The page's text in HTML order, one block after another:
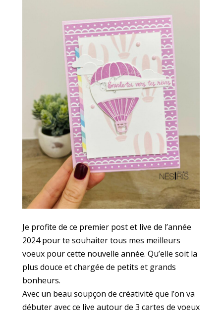
Je profite de ce premier post et live de l’année
2024 pour te souhaiter tous mes meilleurs
voeux pour cette nouvelle année. Qu’elle soit la
plus douce et chargée de petits et grands
bonheurs.
Avec un beau soupçon de créativité que l’on va
débuter avec ce live autour de 3 cartes de voeux